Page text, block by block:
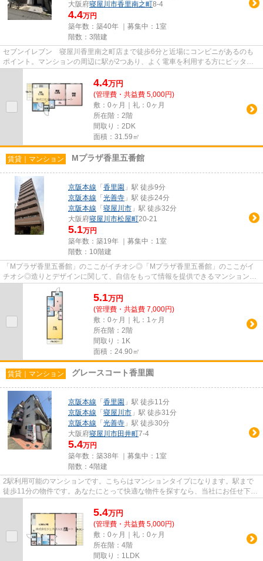
大阪府寝屋川市香里南之町8-4
4.4万円
築年数：築40年 ｜募集中： 1室
階数：3階建
セブンイレブン 寝屋川香里南之町店まで徒歩6分と近場にコンビニがあるのも
ポイント。マンションの周辺に駅が2つあり、よく電車を利用する方にピッタリ
4.4万円
(管理費・共益費 5,000円)
敷：0ヶ月｜礼：0ヶ月
所在階：2階
間取り：2DK
面積：31.59㎡
賃貸｜マンション Mプラザ香里五番館
京阪本線 「 香里園 」駅 徒歩9分
京阪本線 「 光善寺 」駅 徒歩24分
京阪本線 「 寝屋川市 」駅 徒歩32分
大阪府寝屋川市松屋町20-21
5.1万円
築年数：築19年 ｜募集中： 1室
階数：10階建
「Mプラザ香里五番館」のここがイチオシ◎「Mプラザ香里五番館」のここがイ
チオシ◎造りとデザインに関して、自信をもって情報を提供できるマンションで
す◎2駅利用可能なので、用途や行...
5.1万円
(管理費・共益費 7,000円)
敷：0ヶ月｜礼：1ヶ月
所在階：2階
間取り：1K
面積：24.90㎡
賃貸｜マンション グレースコート香里園
京阪本線 「 香里園 」駅 徒歩11分
京阪本線 「 寝屋川市 」駅 徒歩31分
京阪本線 「 光善寺 」駅 徒歩30分
大阪府寝屋川市田井町7-4
5.4万円
築年数：築38年 ｜募集中： 1室
階数：4階建
2駅利用可能のマンションです。こちらはマンションタイプになります。駅まで
徒歩11分の物件です。あなたにとって快適な物件を探すなら、当社にお任せ下さ
5.4万円
(管理費・共益費 5,000円)
敷：0ヶ月｜礼：0ヶ月
所在階：4階
間取り：1LDK